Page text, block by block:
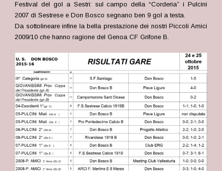
Festival del gol a Sestri: sul campo della “Corderia” i Pulcini
2007 di Sestrese e Don Bosco segnano ben 9 gol a testa.
Da sottolineare infine la bella prestazione dei nostri Piccoli Amici
2009/10 che hanno ragione del Genoa CF Grifone B.